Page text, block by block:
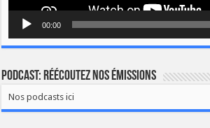
00:00
Podcast: Réécoutez nos émissions
Nos podcasts ici